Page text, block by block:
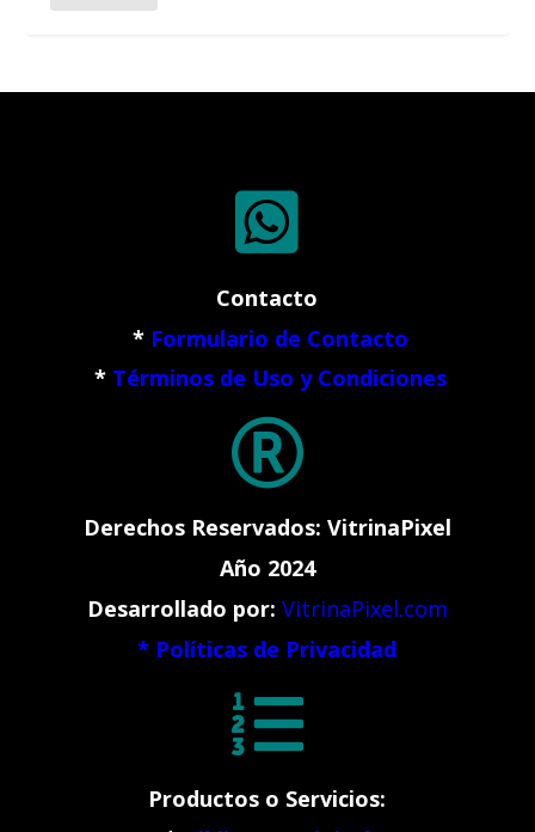

Contacto
* Formulario de Contacto
* Términos de Uso y Condiciones

Derechos Reservados: VitrinaPixel
Año 2024
Desarrollado por: VitrinaPixel.com
* Políticas de Privacidad

Productos o Servicios: